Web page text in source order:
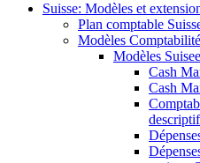
Suisse: Modèles et
Plan comptable
Modèles Comptabilité
Modèles
Cash
Cash